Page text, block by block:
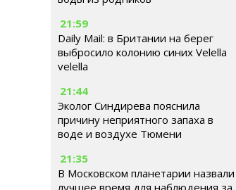
21:59
Daily Mail: в Британии на берег
выбросило колонию синих Velella
velella
21:44
Эколог Синдирева пояснила
причину неприятного запаха в
воде и воздухе Тюмени
21:35
В Московском планетарии назвали
лучшее время для наблюдения за